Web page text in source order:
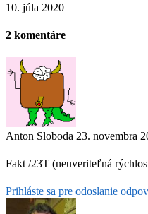
10. júla 2020
2 komentáre
Anton Sloboda 23. novembra
Fakt /23T (neuveriteľná
Prihláste sa pre odoslanie